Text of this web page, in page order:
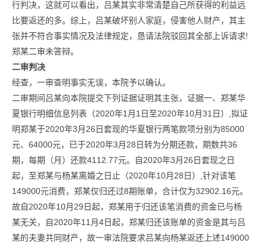
行判决，这就可以看出，吕某其实非常清楚自己所获得的利益远
比要返还的多。综上，吕某破坏别人家庭，侵害他人财产，其主
张并不符合事实情况及法律规定，恳请法院驳回其全部上诉请求!
郑某二审未答辩。
二审判决
经查，一审查明事实无误，本院予以确认。
二审期间吕某向本院提交下列证据证明其主张，证据一、郑某华
夏银行明细信息列表（2020年1月1日至2020年10月31日）,拟证
明郑某于2020年3月26日套现的华夏银行两笔款项分别为85000
元、64000元，已于2020年3月28日转为分期还款，期数共36
期，每期（月）还款4112.77元。自2020年3月26日套现之日
起，至郑某与杨某离婚之日止（2020年10月28日）,针对该笔
149000元消费，郑某仅归还过8期账单，合计仅为32902.16元。
故自2020年10月29日起，郑某用于归还该笔消费的资金已与杨
某无关，自2020年11月4日起，郑某归还该账单的资金是其与吕
某的夫妻共同财产，故一审法院要求吕某向杨某返还上述149000